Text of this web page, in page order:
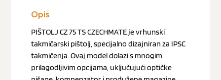
Opis
PIŠTOLJ CZ 75 TS CZECHMATE je vrhunski
takmičarski pištolj, specijalno dizajniran za IPSC
takmičenja. Ovaj model dolazi s mnogim
prilagodljivim opcijama, uključujući optičke